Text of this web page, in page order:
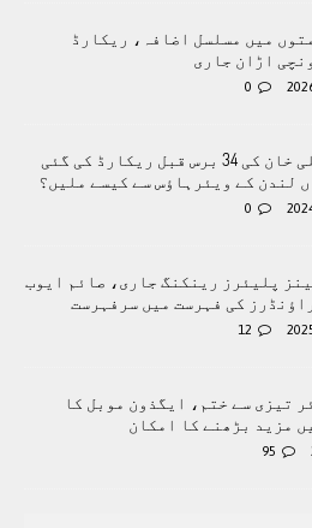
میں مسلسل اضافہ، ریکارڈ
اڑان جاری
0
نصرت فتح علی خان کی 34 برس قبل ریکارڈ کی گئی
لندن کے ویئرہاؤس سے کیسے ملیں؟
0
پلیئرز رینکنگ جاری، صائم ایوب
کی فہرست میں سرفہرست
12
تیزی سے ختم، ایگذون موبل کا
مزید بڑھنے کا امکان
95